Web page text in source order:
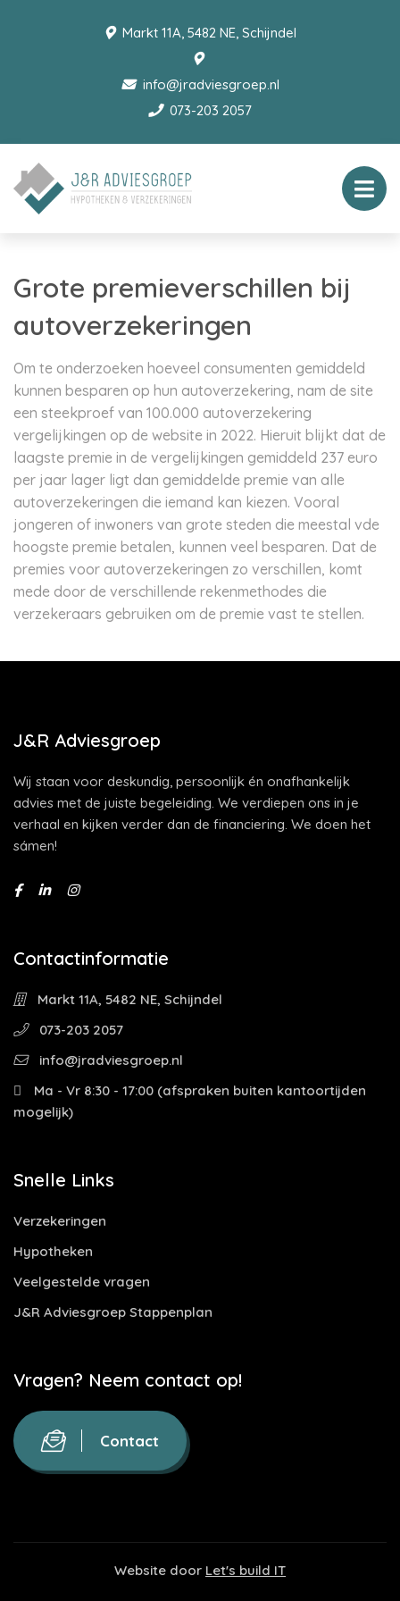
Markt 11A, 5482 NE, Schijndel
info@jradviesgroep.nl
073-203 2057
Grote premieverschillen bij
autoverzekeringen
Om te onderzoeken hoeveel consumenten gemiddeld
kunnen besparen op hun autoverzekering, nam de site
een steekproef van 100.000 autoverzekering
vergelijkingen op de website in 2022. Hieruit blijkt dat de
laagste premie in de vergelijkingen gemiddeld 237 euro
per jaar lager ligt dan gemiddelde premie van alle
autoverzekeringen die iemand kan kiezen. Vooral
jongeren of inwoners van grote steden die meestal vde
hoogste premie betalen, kunnen veel besparen. Dat de
premies voor autoverzekeringen zo verschillen, komt
mede door de verschillende rekenmethodes die
verzekeraars gebruiken om de premie vast te stellen.
J&R Adviesgroep
Wij staan voor deskundig, persoonlijk én onafhankelijk
advies met de juiste begeleiding. We verdiepen ons in je
verhaal en kijken verder dan de financiering. We doen het
sámen!
Contactinformatie
Markt 11A, 5482 NE, Schijndel
073-203 2057
info@jradviesgroep.nl
Ma - Vr 8:30 - 17:00 (afspraken buiten kantoortijden
mogelijk)
Snelle Links
Verzekeringen
Hypotheken
Veelgestelde vragen
J&R Adviesgroep Stappenplan
Vragen? Neem contact op!
Contact
Website door Let's build IT